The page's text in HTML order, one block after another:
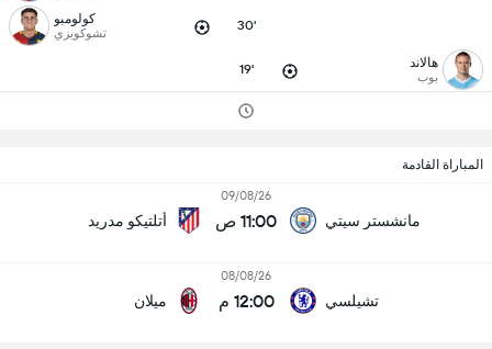
30' كولومبو
تشوكويزي
هالاند
بوب 19'
المباراة القادمة
مانشستر سيتي
09/08/26
11:00 ص أتلتيكو مدريد
تشيلسي
08/08/26
12:00 م ميلان